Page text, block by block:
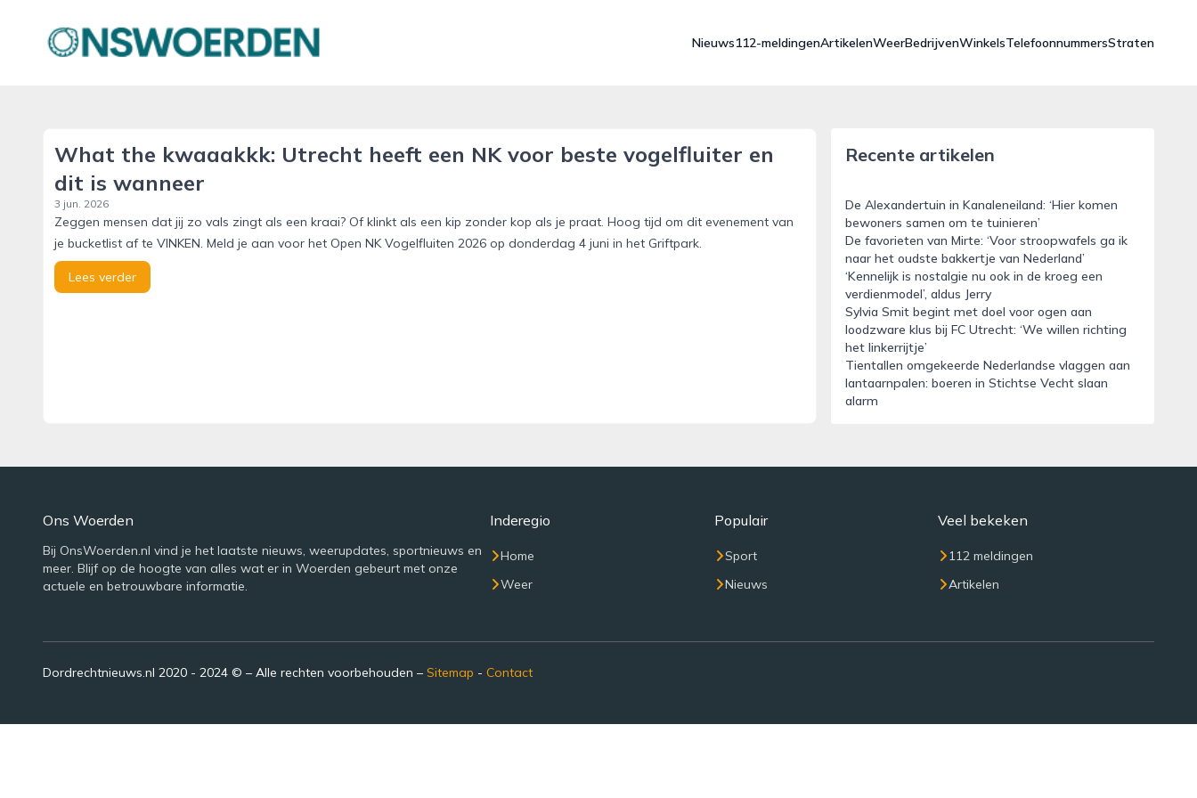
onswoerden.nl
Nieuws112-meldingenArtikelenWeerBedrijvenWinkelsTelefoonnummersStraten
What the kwaaakkk: Utrecht heeft een NK voor beste vogelfluiter en
dit is wanneer
3 jun. 2026
Zeggen mensen dat jij zo vals zingt als een kraai? Of klinkt als een kip zonder kop als je praat. Hoog tijd om dit evenement van
je bucketlist af te VINKEN. Meld je aan voor het Open NK Vogelfluiten 2026 op donderdag 4 juni in het Griftpark.
Lees verder
Recente artikelen
De Alexandertuin in Kanaleneiland: ‘Hier komen
bewoners samen om te tuinieren’
De favorieten van Mirte: ‘Voor stroopwafels ga ik
naar het oudste bakkertje van Nederland’
‘Kennelijk is nostalgie nu ook in de kroeg een
verdienmodel’, aldus Jerry
Sylvia Smit begint met doel voor ogen aan
loodzware klus bij FC Utrecht: ‘We willen richting
het linkerrijtje’
Tientallen omgekeerde Nederlandse vlaggen aan
lantaarnpalen: boeren in Stichtse Vecht slaan
alarm
Ons Woerden
Bij OnsWoerden.nl vind je het laatste nieuws, weerupdates, sportnieuws en
meer. Blijf op de hoogte van alles wat er in Woerden gebeurt met onze
actuele en betrouwbare informatie.
Inderegio
Home
Weer
Populair
Sport
Nieuws
Veel bekeken
112 meldingen
Artikelen
Dordrechtnieuws.nl 2020 - 2024 © – Alle rechten voorbehouden – Sitemap - Contact